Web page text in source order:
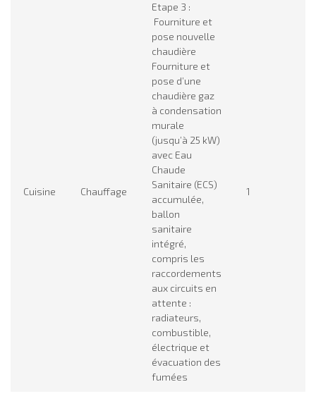
Cuisine Chauffage
Etape 3 :
Fourniture et
pose nouvelle
chaudière
Fourniture et
pose d’une
chaudière gaz
à condensation
murale
(jusqu’à 25 kW)
avec Eau
Chaude
Sanitaire (ECS)
accumulée,
ballon
sanitaire
intégré,
compris les
raccordements
aux circuits en
attente :
radiateurs,
combustible,
électrique et
évacuation des
fumées
1